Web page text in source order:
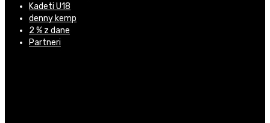
Kadeti U18
denny kemp
2 % z dane
Partneri